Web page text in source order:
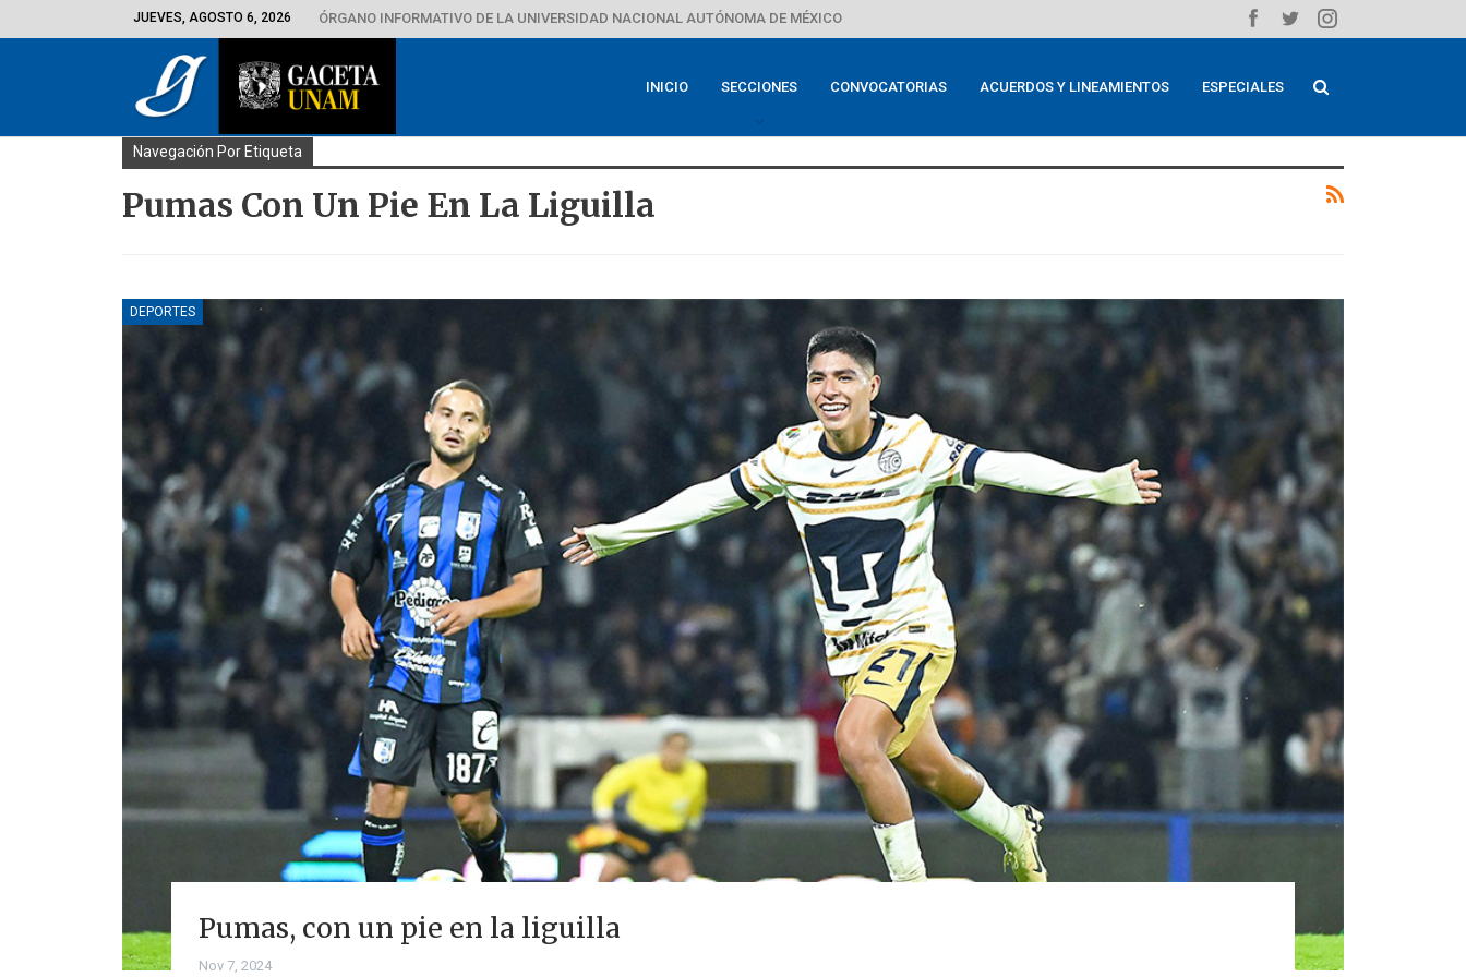
JUEVES, AGOSTO 6, 2026 ÓRGANO INFORMATIVO DE LA UNIVERSIDAD NACIONAL AUTÓNOMA DE MÉXICO
INICIO SECCIONES CONVOCATORIAS ACUERDOS Y LINEAMIENTOS ESPECIALES
Navegación Por Etiqueta
Pumas Con Un Pie En La Liguilla
DEPORTES
Pumas, con un pie en la liguilla
Nov 7, 2024